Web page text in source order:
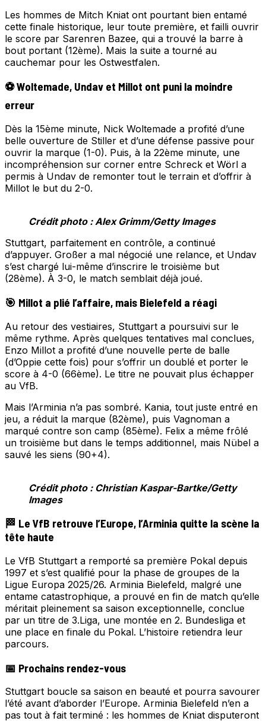
Les hommes de Mitch Kniat ont pourtant bien entamé
cette finale historique, leur toute première, et failli ouvrir
le score par Sarenren Bazee, qui a trouvé la barre à
bout portant (12ème). Mais la suite a tourné au
cauchemar pour les Ostwestfalen.
⚽ Woltemade, Undav et Millot ont puni la moindre
erreur
Dès la 15ème minute, Nick Woltemade a profité d’une
belle ouverture de Stiller et d’une défense passive pour
ouvrir la marque (1-0). Puis, à la 22ème minute, une
incompréhension sur corner entre Schreck et Wörl a
permis à Undav de remonter tout le terrain et d’offrir à
Millot le but du 2-0.
Crédit photo : Alex Grimm/Getty Images
Stuttgart, parfaitement en contrôle, a continué
d’appuyer. Großer a mal négocié une relance, et Undav
s’est chargé lui-même d’inscrire le troisième but
(28ème). À 3-0, le match semblait déjà joué.
🎯 Millot a plié l’affaire, mais Bielefeld a réagi
Au retour des vestiaires, Stuttgart a poursuivi sur le
même rythme. Après quelques tentatives mal conclues,
Enzo Millot a profité d’une nouvelle perte de balle
(d’Oppie cette fois) pour s’offrir un doublé et porter le
score à 4-0 (66ème). Le titre ne pouvait plus échapper
au VfB.
Mais l’Arminia n’a pas sombré. Kania, tout juste entré en
jeu, a réduit la marque (82ème), puis Vagnoman a
marqué contre son camp (85ème). Felix a même frôlé
un troisième but dans le temps additionnel, mais Nübel a
sauvé les siens (90+4).
Crédit photo : Christian Kaspar-Bartke/Getty
Images
🏁 Le VfB retrouve l’Europe, l’Arminia quitte la scène la
tête haute
Le VfB Stuttgart a remporté sa première Pokal depuis
1997 et s’est qualifié pour la phase de groupes de la
Ligue Europa 2025/26. Arminia Bielefeld, malgré une
entame catastrophique, a prouvé en fin de match qu’elle
méritait pleinement sa saison exceptionnelle, conclue
par un titre de 3.Liga, une montée en 2. Bundesliga et
une place en finale du Pokal. L’histoire retiendra leur
parcours.
📅 Prochains rendez-vous
Stuttgart boucle sa saison en beauté et pourra savourer
l’été avant d’aborder l’Europe. Arminia Bielefeld n’en a
pas tout à fait terminé : les hommes de Kniat disputeront